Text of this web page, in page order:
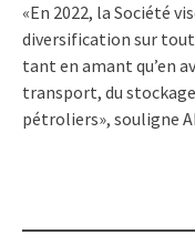
«En 2022, la Société
diversification sur
tant en amant qu’en
transport, du
pétroliers», souligne